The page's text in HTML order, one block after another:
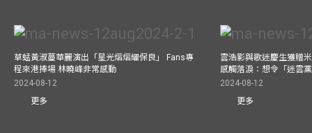
草蜢黃淑蔓華麗演出「星光熠熠耀保良」 Fans專
程來港捧場 林曉峰非常感動
2024-08-12
更多
雲浩影與歌迷慶生獲贈
感觸落淚：想令「迷雲
2024-08-12
更多